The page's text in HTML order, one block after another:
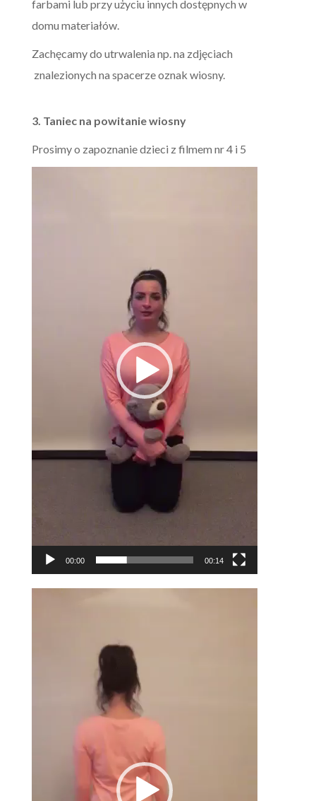
farbami lub przy użyciu innych dostępnych w
domu materiałów.
Zachęcamy do utrwalenia np. na zdjęciach
znalezionych na spacerze oznak wiosny.
3. Taniec na powitanie wiosny
Prosimy o zapoznanie dzieci z filmem nr 4 i 5
00:00 00:14